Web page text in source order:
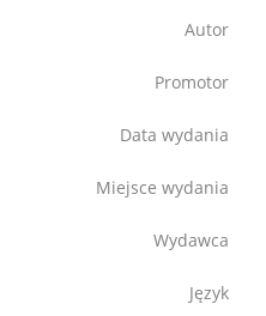
Autor
Promotor
Data wydania
Miejsce wydania
Wydawca
Język